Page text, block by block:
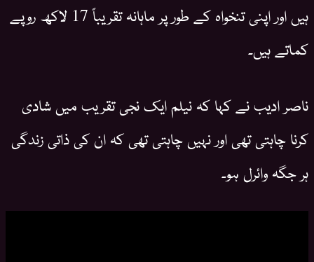
ہیں اور اپنی تنخواہ کے طور پر ماہانہ تقریباً 17 لاکھ روپے
کماتے ہیں۔
ناصر ادیب نے کہا کہ نیلم ایک نجی تقریب میں شادی
کرنا چاہتی تھی اور نہیں چاہتی تھی کہ ان کی ذاتی زندگی
ہر جگہ وائرل ہو۔